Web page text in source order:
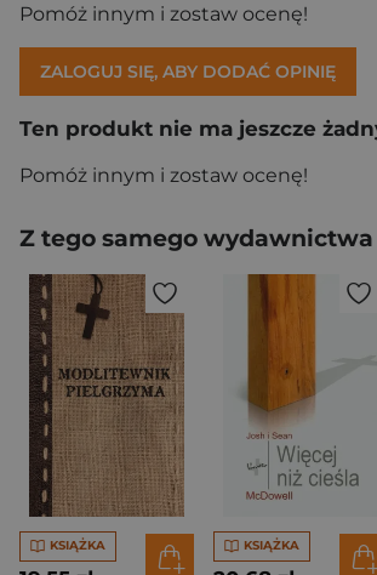
Pomóż innym i zostaw ocenę!
ZALOGUJ SIĘ, ABY DODAĆ OPINIĘ
Ten produkt nie ma jeszcze
Pomóż innym i zostaw ocenę!
Z tego samego wydawnictwa
KSIĄŻKA KSIĄŻKA